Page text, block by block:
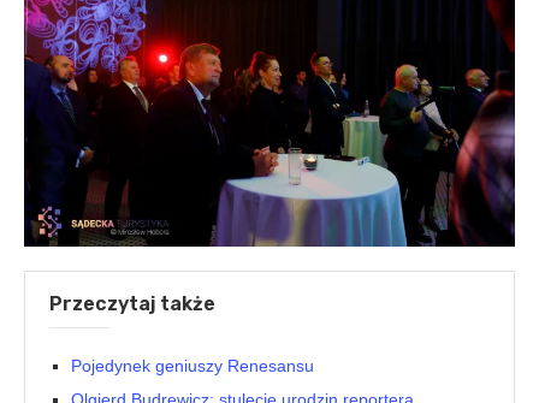
Przeczytaj także
Pojedynek geniuszy Renesansu